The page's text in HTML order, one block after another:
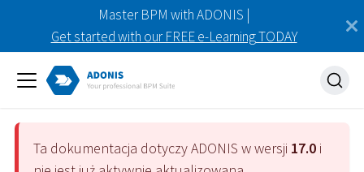
Master BPM with ADONIS |
Get started with our FREE e-Learning TODAY
Ta dokumentacja dotyczyADONIS w wersji 17.0 i